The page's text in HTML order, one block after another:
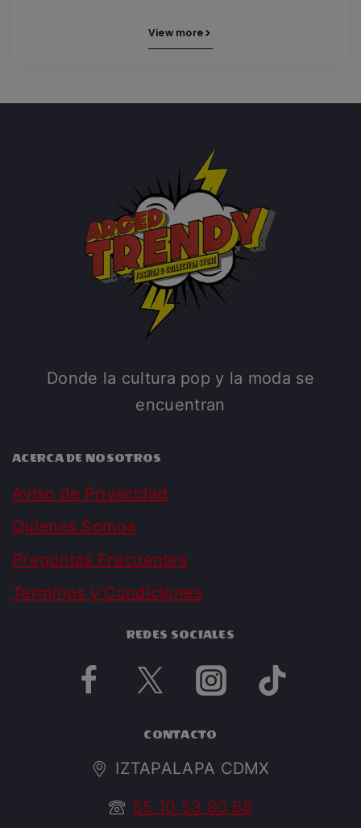
View more
Donde la cultura pop y la moda se
encuentran
ACERCA DE NOSOTROS
Aviso de Privacidad
Quienes Somos
Preguntas Frecuentes
Terminos y Condiciones
REDES SOCIALES
CONTACTO
IZTAPALAPA CDMX
55 10 53 80 68